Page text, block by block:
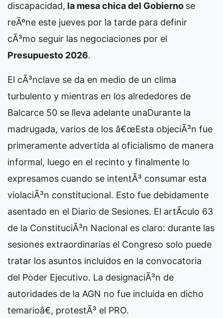
discapacidad, la mesa chica del Gobierno se
reÃºne este jueves por la tarde para definir
cÃ³mo seguir las negociaciones por el
Presupuesto 2026.
El cÃ³nclave se da en medio de un clima
turbulento y mientras en los alrededores de
Balcarce 50 se lleva adelante unaDurante la
madrugada, varios de los â€œEsta objeciÃ³n fue
primeramente advertida al oficialismo de manera
informal, luego en el recinto y finalmente lo
expresamos cuando se intentÃ³ consumar esta
violaciÃ³n constitucional. Esto fue debidamente
asentado en el Diario de Sesiones. El artÃ­culo 63
de la ConstituciÃ³n Nacional es claro: durante las
sesiones extraordinarias el Congreso solo puede
tratar los asuntos incluidos en la convocatoria
del Poder Ejecutivo. La designaciÃ³n de
autoridades de la AGN no fue incluida en dicho
temarioâ€, protestÃ³ el PRO.